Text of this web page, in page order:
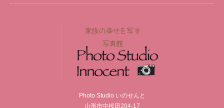
Photo Studio いのせんと
山形市中桜田204-17